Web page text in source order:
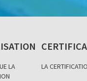
LA
LA